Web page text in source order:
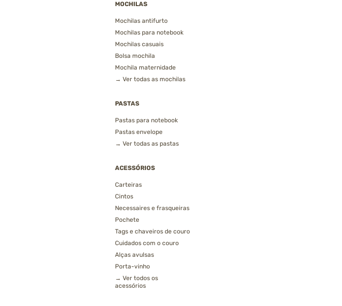
MOCHILAS
Mochilas antifurto
Mochilas para notebook
Mochilas casuais
Bolsa mochila
Mochila maternidade
→ Ver todas as mochilas
PASTAS
Pastas para notebook
Pastas envelope
→ Ver todas as pastas
ACESSÓRIOS
Carteiras
Cintos
Necessaires e frasqueiras
Pochete
Tags e chaveiros de couro
Cuidados com o couro
Alças avulsas
Porta-vinho
→ Ver todos os
acessórios